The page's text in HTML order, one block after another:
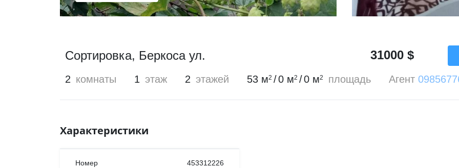
Сортировка, Беркоса ул. 31000$
2 комнаты 1 этаж 2 этажей 53 м2 /0 м2 /0 м2 площадь Агент
Характеристики
Номер 453312226